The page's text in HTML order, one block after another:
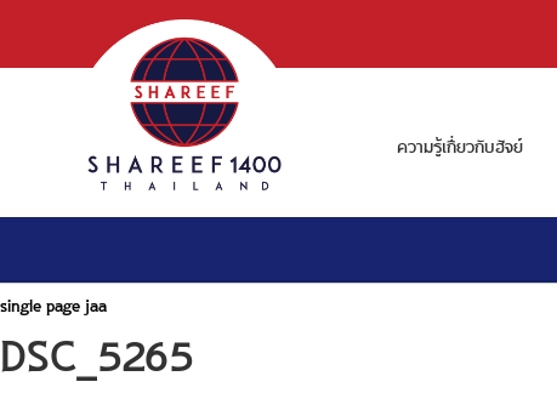
ความรู้เกี่ยวกับฮัจย์
single page jaa
DSC_5265